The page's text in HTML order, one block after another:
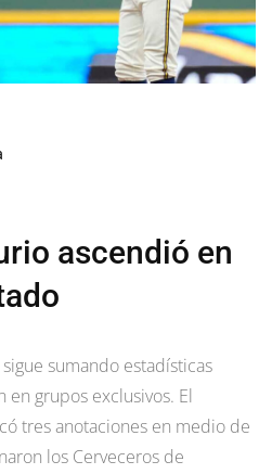
ascendió en
sumando estadísticas
en grupos exclusivos. El
tres anotaciones en medio de
los Cerveceros de